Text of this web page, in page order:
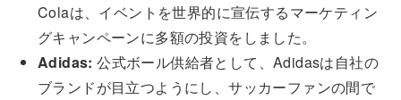
Colaは、イベントを世界的に宣伝するマーケティン
グキャンペーンに多額の投資をしました。
Adidas: 公式ボール供給者として、Adidasは自社の
ブランドが目立つようにし、サッカーファンの間で